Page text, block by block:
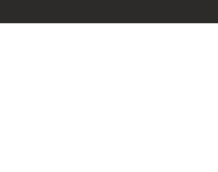
вашему запросу